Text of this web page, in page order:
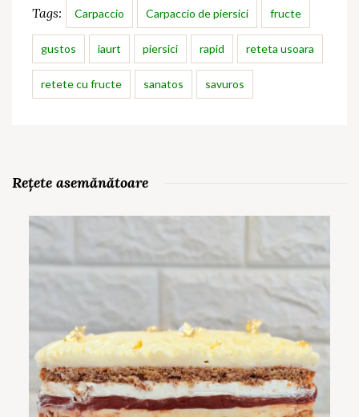
Tags: Carpaccio Carpaccio de piersici fructe
gustos iaurt piersici rapid reteta usoara
retete cu fructe sanatos savuros
Rețete asemănătoare